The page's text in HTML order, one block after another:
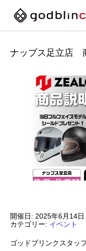
FULL-
ナップス足立店
開催日: 2025年6月14日
カテゴリー: イベント
ゴッドブリンクスタッ